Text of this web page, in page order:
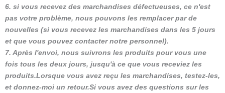
6. si vous recevez des marchandises défectueuses, ce n'est
pas votre problème, nous pouvons les remplacer par de
nouvelles (si vous recevez les marchandises dans les 5 jours
et que vous pouvez contacter notre personnel).
7. Après l'envoi, nous suivrons les produits pour vous une
fois tous les deux jours, jusqu'à ce que vous receviez les
produits.Lorsque vous avez reçu les marchandises, testez-les,
et donnez-moi un retour.Si vous avez des questions sur les